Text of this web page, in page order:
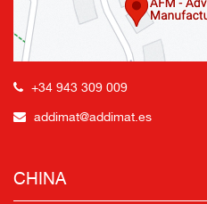
+34 943 309 009
addimat@addimat.es
CHINA